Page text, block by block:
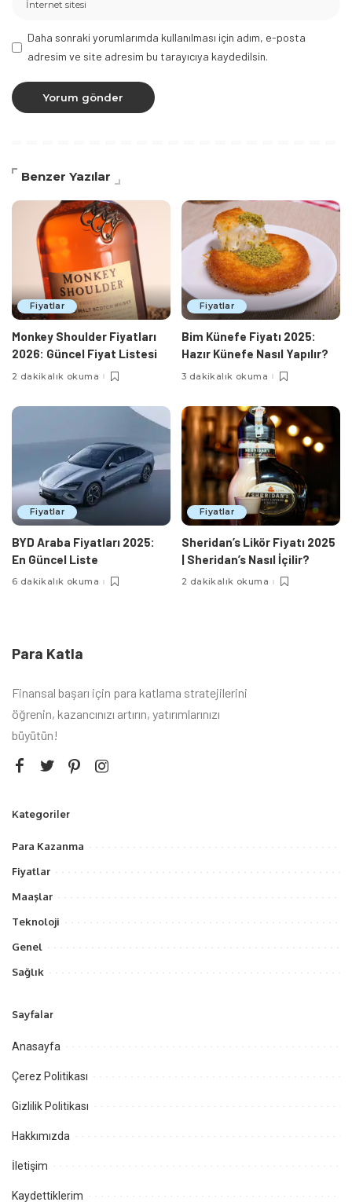
Daha sonraki yorumlarımda kullanılması için adım, e-posta
adresim ve site adresim bu tarayıcıya kaydedilsin.
Benzer Yazılar
Fiyatlar
Monkey Shoulder Fiyatları
2026: Güncel Fiyat Listesi
2 dakikalık okuma
Fiyatlar
Bim Künefe Fiyatı 2025:
Hazır Künefe Nasıl Yapılır?
3 dakikalık okuma
Fiyatlar
BYD Araba Fiyatları 2025:
En Güncel Liste
6 dakikalık okuma
Fiyatlar
Sheridan’s Likör Fiyatı 2025
| Sheridan’s Nasıl İçilir?
2 dakikalık okuma
Para Katla
Finansal başarı için para katlama stratejilerini
öğrenin, kazancınızı artırın, yatırımlarınızı
büyütün!
Kategoriler
Para Kazanma
Fiyatlar
Maaşlar
Teknoloji
Genel
Sağlık
Sayfalar
Anasayfa
Çerez Politikası
Gizlilik Politikası
Hakkımızda
İletişim
Kaydettiklerim